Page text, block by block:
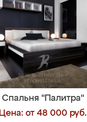
Спальня "Палитра"
Цена: от 48 000 руб.